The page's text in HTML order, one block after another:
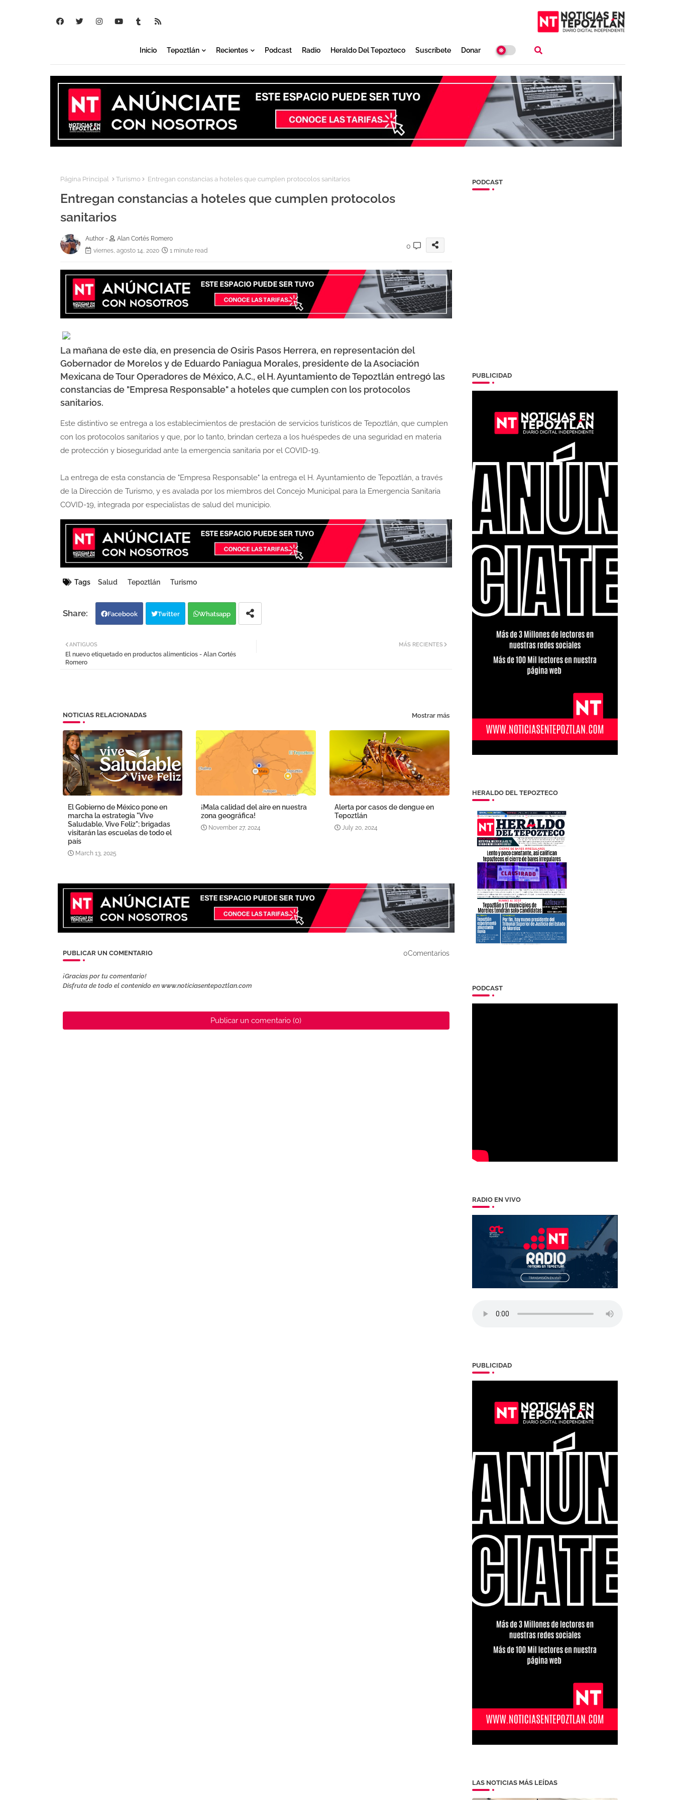
Inicio Tepoztlán Recientes Podcast Radio Heraldo Del Tepozteco Suscríbete Donar
Página Principal Turismo Entregan constancias a hoteles que cumplen protocolos sanitarios
Entregan constancias a hoteles que cumplen protocolos
sanitarios
Author -
Alan Cortés Romero
viernes, agosto 14, 2020
1 minute read
0
La mañana de este día, en presencia de Osiris Pasos Herrera, en representación del
Gobernador de Morelos y de Eduardo Paniagua Morales, presidente de la Asociación
Mexicana de Tour Operadores de México, A.C., el H. Ayuntamiento de Tepoztlán entregó las
constancias de "Empresa Responsable" a hoteles que cumplen con los protocolos
sanitarios.
Este distintivo se entrega a los establecimientos de prestación de servicios turísticos de Tepoztlán, que cumplen
con los protocolos sanitarios y que, por lo tanto, brindan certeza a los huéspedes de una seguridad en materia
de protección y bioseguridad ante la emergencia sanitaria por el COVID-19.
La entrega de esta constancia de "Empresa Responsable" la entrega el H. Ayuntamiento de Tepoztlán, a través
de la Dirección de Turismo, y es avalada por los miembros del Concejo Municipal para la Emergencia Sanitaria
COVID-19, integrada por especialistas de salud del municipio.
Tags Salud Tepoztlán Turismo
Facebook Twitter Whatsapp
MÁS RECIENTES
ANTIGUOS
El nuevo etiquetado en productos alimenticios - Alan Cortés
Romero
NOTICIAS RELACIONADAS Mostrar más
El Gobierno de México pone en
marcha la estrategia "Vive
Saludable, Vive Feliz"; brigadas
visitarán las escuelas de todo el
país
March 13, 2025
¡Mala calidad del aire en nuestra
zona geográfica!
November 27, 2024
Alerta por casos de dengue en
Tepoztlán
July 20, 2024
PUBLICAR UN COMENTARIO 0Comentarios
¡Gracias por tu comentario!
Disfruta de todo el contenido en www.noticiasentepoztlan.com
Publicar un comentario (0)
PODCAST
PUBLICIDAD
HERALDO DEL TEPOZTECO
PODCAST
RADIO EN VIVO
PUBLICIDAD
LAS NOTICIAS MÁS LEÍDAS